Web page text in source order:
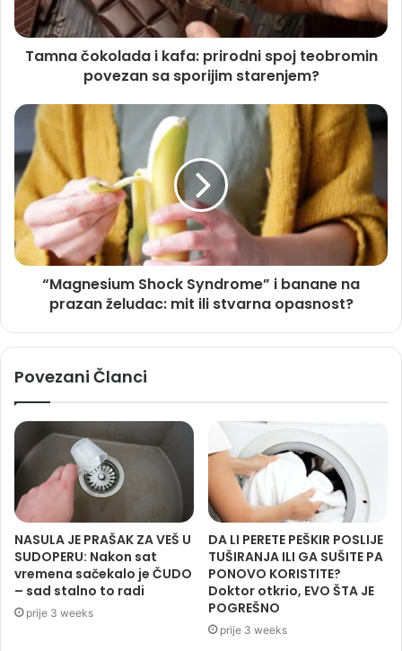
Tamna čokolada i kafa: prirodni spoj teobromin
povezan sa sporijim starenjem?
“Magnesium Shock Syndrome” i banane na
prazan želudac: mit ili stvarna opasnost?
Povezani Članci
NASULA JE PRAŠAK ZA VEŠ U
SUDOPERU: Nakon sat
vremena sačekalo je ČUDO
– sad stalno to radi
prije 3 weeks
DA LI PERETE PEŠKIR POSLIJE
TUŠIRANJA ILI GA SUŠITE PA
PONOVO KORISTITE?
Doktor otkrio, EVO ŠTA JE
POGREŠNO
prije 3 weeks